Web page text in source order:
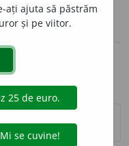
ați ajuta să păstrăm
și pe viitor.